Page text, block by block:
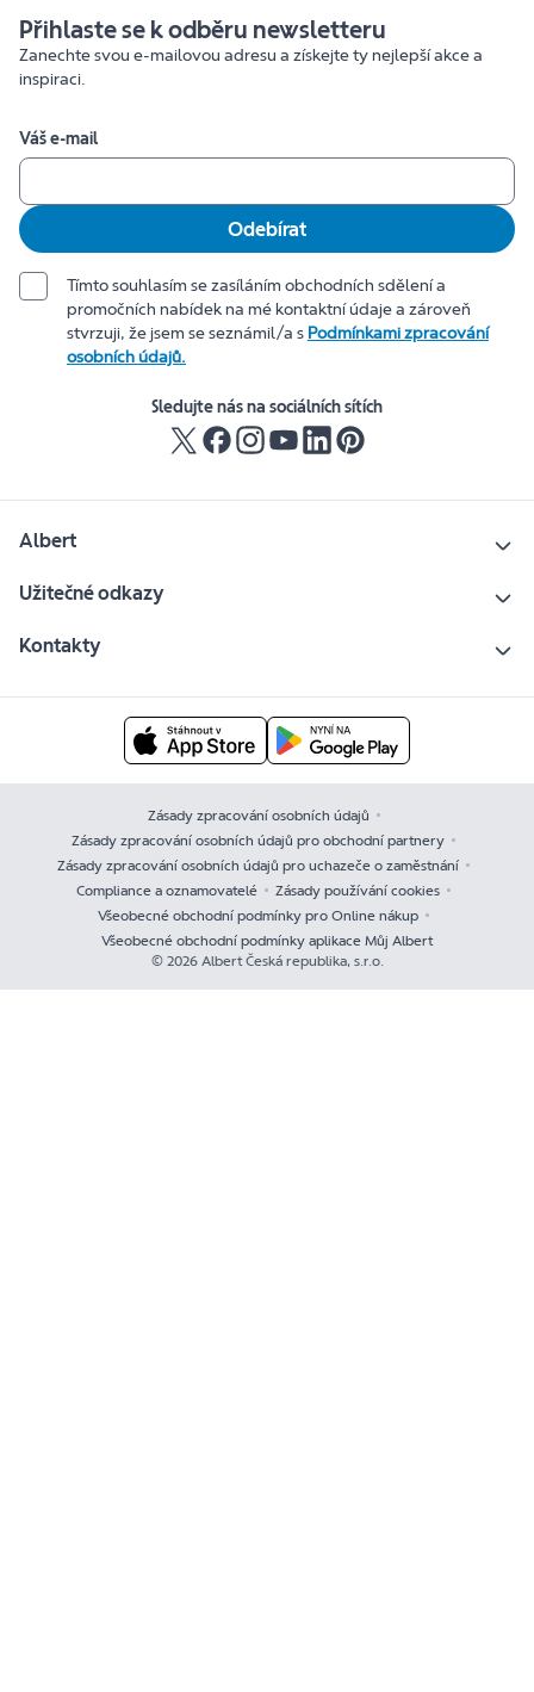
Přihlaste se k odběru newsletteru
Zanechte svou e-mailovou adresu a získejte ty nejlepší akce a
inspiraci.
Váš e-mail
Odebírat
Tímto souhlasím se zasíláním obchodních sdělení a
promočních nabídek na mé kontaktní údaje a zároveň
stvrzuji, že jsem se seznámil/a s Podmínkami zpracování
osobních údajů.
Sledujte nás na sociálních sítích
Albert
Užitečné odkazy
Kontakty
Zásady zpracování osobních údajů
Zásady zpracování osobních údajů pro obchodní partnery
Zásady zpracování osobních údajů pro uchazeče o zaměstnání
Compliance a oznamovatelé
Zásady používání cookies
Všeobecné obchodní podmínky pro Online nákup
Všeobecné obchodní podmínky aplikace Můj Albert
© 2026 Albert Česká republika, s.r.o.